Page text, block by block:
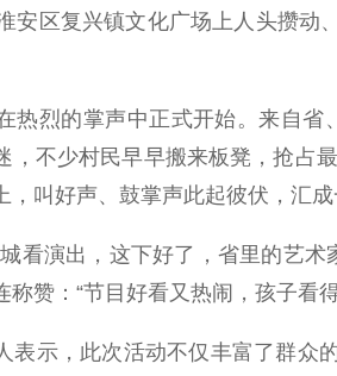
区复兴镇文化广场上人头攒动、
烈的掌声中正式开始。来自省
，不少村民早早搬来板凳，抢占
叫好声、鼓掌声此起彼伏，汇成
演出，这下好了，省里的艺术
称赞：“节目好看又热闹，孩子看
，此次活动不仅丰富了群众的